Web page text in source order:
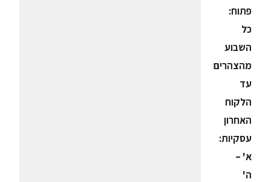
פתוח:
כל
השבוע
מהצהרים
עד
הלקוח
האחרון
עסקיות:
א' –
ה'